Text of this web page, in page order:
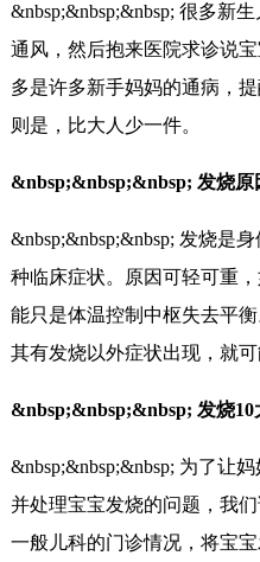
&nbsp;&nbsp;&nbsp; 很多新
通风，然后抱来医院求诊说
多是许多新手妈妈的通病，
则是，比大人少一件。
&nbsp;&nbsp;&nbsp; 发烧原
&nbsp;&nbsp;&nbsp; 发烧是
种临床症状。原因可轻可重
能只是体温控制中枢失去平
其有发烧以外症状出现，就
&nbsp;&nbsp;&nbsp; 发烧10
&nbsp;&nbsp;&nbsp; 为了让
并处理宝宝发烧的问题，我
一般儿科的门诊情况，将宝